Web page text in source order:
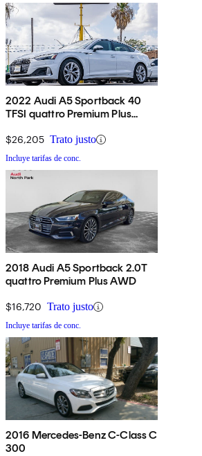
2022 Audi A5 Sportback 40
TFSI quattro Premium Plus
$26,205 Trato justo
Incluye tarifas de conc.
2018 Audi A5 Sportback 2.0T
quattro Premium Plus AWD
$16,720 Trato justo
Incluye tarifas de conc.
2016 Mercedes-Benz C-Class C
300